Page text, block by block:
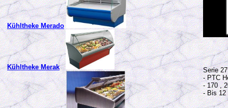
Kühltheke Merado
Kühltheke Merak
Serie
- PTC
- 170 ,
- Bis 12